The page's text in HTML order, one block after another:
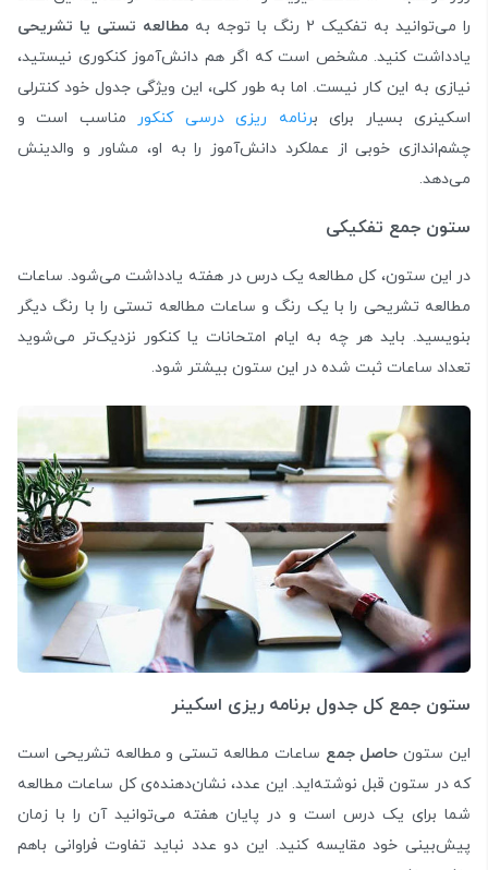
را می‌توانید به تفکیک 2 رنگ با توجه به
مطالعه تستی یا تشریحی
یادداشت کنید. مشخص است که اگر هم دانش‌آموز کنکوری نیستید،
نیازی به این کار نیست. اما به طور کلی، این ویژگی جدول خود کنترلی
اسکینری بسیار برای برنامه ریزی درسی کنکور مناسب است و
چشم‌اندازی خوبی از عملکرد دانش‌آموز را به او، مشاور و والدینش
می‌دهد.
ستون جمع تفکیکی
در این ستون، کل مطالعه یک درس در هفته یادداشت می‌شود. ساعات
مطالعه‌ تشریحی را با یک رنگ و ساعات مطالعه تستی را با رنگ دیگر
بنویسید. باید هر چه به ایام امتحانات یا کنکور نزدیک‌تر می‌شوید
تعداد ساعات ثبت شده در این ستون بیشتر شود.
ستون جمع کل جدول برنامه ریزی اسکینر
این ستون حاصل جمع ساعات مطالعه تستی و مطالعه تشریحی است
که در ستون قبل نوشته‌اید. این عدد، نشان‌دهنده‌ی کل ساعات مطالعه
شما برای یک درس است و در پایان هفته می‌توانید آن را با زمان
پیش‌بینی خود مقایسه کنید. این دو عدد نباید تفاوت فراوانی باهم